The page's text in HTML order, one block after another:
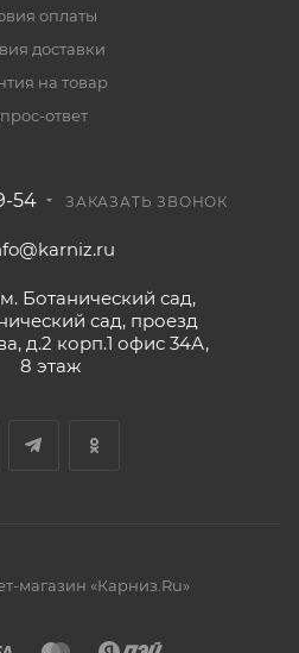
оплаты
доставки
на товар
ответ
54 ЗАКАЗАТЬ ЗВОНОК
Ботанический сад,
сад, проезд
д.2 корп.1 офис 34А,
8 этаж
магазин «Карниз.Ru»